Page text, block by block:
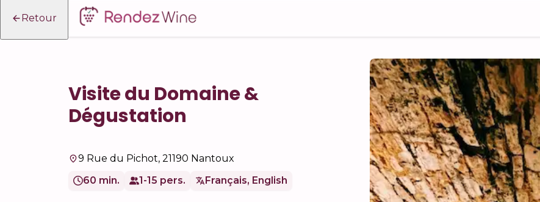
Retour
Visite du Domaine &
Dégustation
9 Rue du Pichot, 21190 Nantoux
60 min.
1-15 pers. Français, English